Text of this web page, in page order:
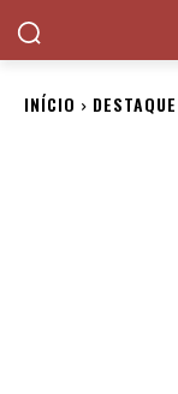
INÍCIO DESTAQUE